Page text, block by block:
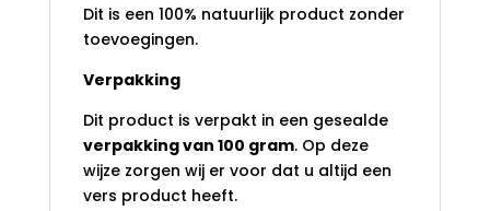
Dit is een 100% natuurlijk product zonder
toevoegingen.
Verpakking
Dit product is verpakt in een gesealde
verpakking van 100 gram. Op deze
wijze zorgen wij er voor dat u altijd een
vers product heeft.